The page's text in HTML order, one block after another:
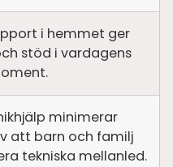
i hemmet ger
stöd i vardagens
minimerar
att barn och familj
tekniska mellanled.